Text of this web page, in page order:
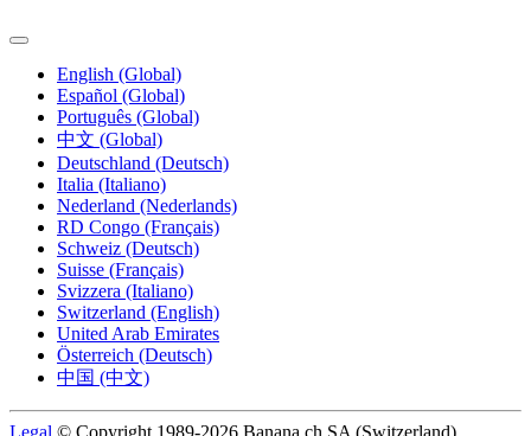
English (Global)
Español (Global)
Português (Global)
中文 (Global)
Deutschland (Deutsch)
Italia (Italiano)
Nederland (Nederlands)
RD Congo (Français)
Schweiz (Deutsch)
Suisse (Français)
Svizzera (Italiano)
Switzerland (English)
United Arab Emirates
Österreich (Deutsch)
中国 (中文)
Legal © Copyright 1989-2026 Banana.ch SA (Switzerland).